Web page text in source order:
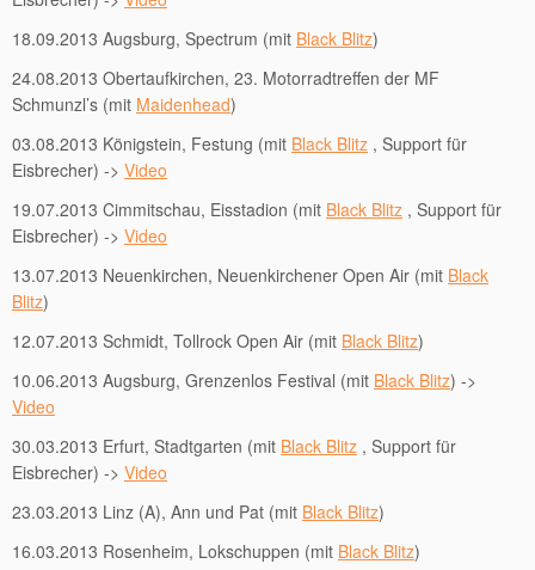
18.09.2013 Augsburg, Spectrum (mit Black Blitz)
24.08.2013 Obertaufkirchen, 23. Motorradtreffen der MF
Schmunzl’s (mit Maidenhead)
03.08.2013 Königstein, Festung (mit Black Blitz , Support für
Eisbrecher) -> Video
19.07.2013 Cimmitschau, Eisstadion (mit Black Blitz , Support für
Eisbrecher) -> Video
13.07.2013 Neuenkirchen, Neuenkirchener Open Air (mit Black
Blitz)
12.07.2013 Schmidt, Tollrock Open Air (mit Black Blitz)
10.06.2013 Augsburg, Grenzenlos Festival (mit Black Blitz) ->
Video
30.03.2013 Erfurt, Stadtgarten (mit Black Blitz , Support für
Eisbrecher) -> Video
23.03.2013 Linz (A), Ann und Pat (mit Black Blitz)
16.03.2013 Rosenheim, Lokschuppen (mit Black Blitz)